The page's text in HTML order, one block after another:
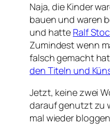
Naja, die Kinder
bauen und waren
und hatte Ralf
Zumindest wenn
falsch gemacht
den Titeln und
Jetzt, keine zwei
darauf genutzt zu
mal wieder